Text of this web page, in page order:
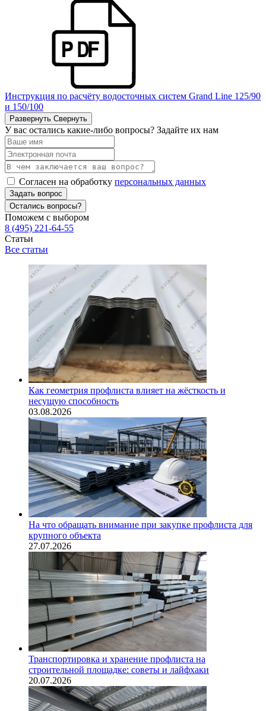
Инструкция по расчёту водосточных систем Grand Line 125/90
и 150/100
Развернуть Свернуть
У вас остались какие-либо вопросы? Задайте их нам
Согласен на обработку персональных данных
Задать вопрос
Остались вопросы?
Поможем с выбором
8 (495) 221-64-55
Статьи
Все статьи
Как геометрия профлиста влияет на жёсткость и
несущую способность
03.08.2026
На что обращать внимание при закупке профлиста для
крупного объекта
27.07.2026
Транспортировка и хранение профлиста на
строительной площадке: советы и лайфхаки
20.07.2026